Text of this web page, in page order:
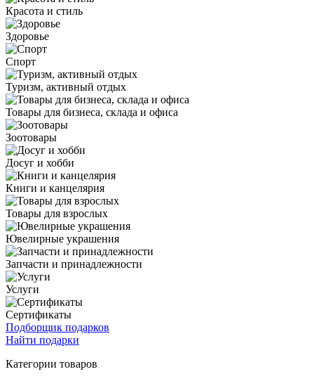
Красота и стиль
Здоровье
Спорт
Туризм, активный отдых
Товары для бизнеса, склада и офиса
Зоотовары
Досуг и хобби
Книги и канцелярия
Товары для взрослых
Ювелирные украшения
Запчасти и принадлежности
Услуги
Сертификаты
Подборщик подарков
Найти подарки
Категории товаров